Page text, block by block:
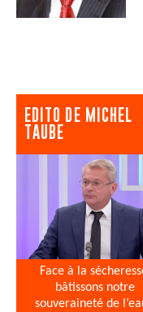
EDITO DE MICHEL
TAUBE
Face à la
bâtissons notre
souveraineté de